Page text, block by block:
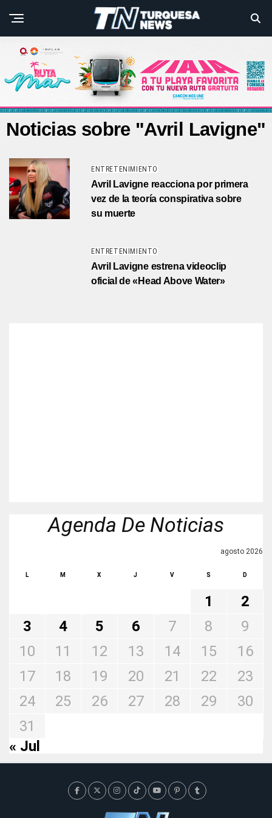
Noticias sobre "Avril Lavigne"
ENTRETENIMIENTO
Avril Lavigne reacciona por primera
vez de la teoría conspirativa sobre
su muerte
ENTRETENIMIENTO
Avril Lavigne estrena videoclip
oficial de «Head Above Water»
Agenda De Noticias
agosto 2026
L M X J V S D
1
2
3
4 5 6 7 8
9
10
11 12 13 14 15
16
17
18 19 20 21 22
23
24
25 26 27 28 29
30
31
« Jul